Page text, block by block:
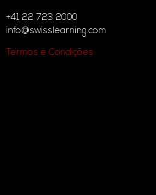
+41 22 723 2000
info@swisslearning.com
Termos e Condições